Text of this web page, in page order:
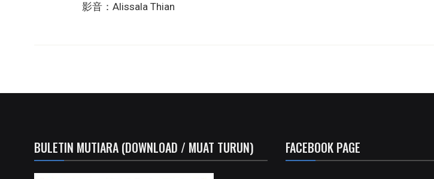
影音：Alissala Thian
BULETIN MUTIARA (DOWNLOAD / MUAT TURUN) FACEBOOK PAGE